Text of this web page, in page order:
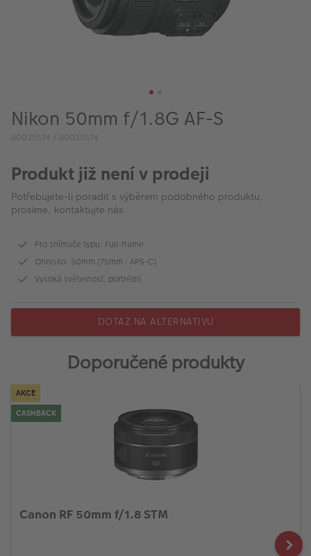
Akce a slevy
Nikon 50mm f/1.8G AF-S
80035514 / 80035514
Produkt již není v prodeji
Potřebujete-li poradit s výběrem podobného produktu,
prosíme, kontaktujte nás.
Pro snímače typu: Full-frame
Ohnisko: 50mm (75mm : APS-C)
Vysoká světelnost, portrétní
DOTAZ NA ALTERNATIVU
Doporučené produkty
AKCE
CASHBACK
Canon RF 50mm f/1.8 STM